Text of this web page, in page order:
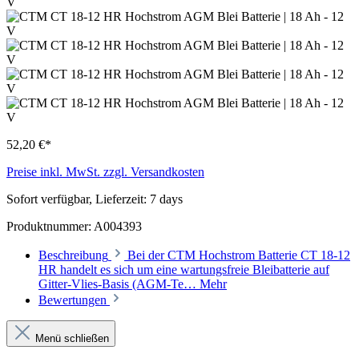
52,20 €*
Preise inkl. MwSt. zzgl. Versandkosten
Sofort verfügbar, Lieferzeit: 7 days
Produktnummer: A004393
Beschreibung
Bei der CTM Hochstrom Batterie CT 18-12
HR handelt es sich um eine wartungsfreie Bleibatterie auf
Gitter-Vlies-Basis (AGM-Te… Mehr
Bewertungen
Menü schließen